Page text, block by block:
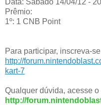
Prêmio:
1º: 1 CNB Point
Para participar, inscreva-
http://
kart-7
Qualquer dúvida, acesse
http://